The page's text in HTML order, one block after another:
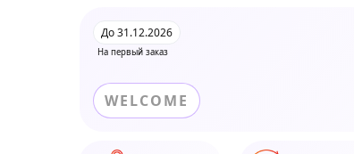
На первый заказ
До 31.12.2026
WELCOME